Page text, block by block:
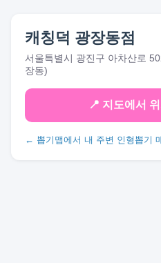
캐칭덕 광장동점
서울특별시 광진구 아차산로
장동)
📍 지도에서 위
← 뽑기맵에서 내 주변 인형뽑기